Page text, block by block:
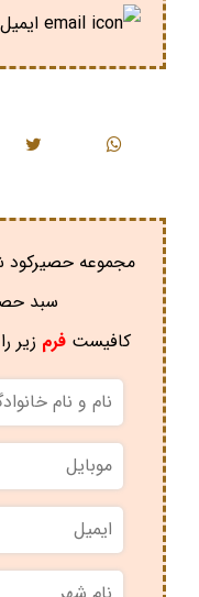
مجموعه حصیرکود
سبد
کافیستفرم زیر
نام
و
نام
خانوادگی
موبایل
ایمیل
نام